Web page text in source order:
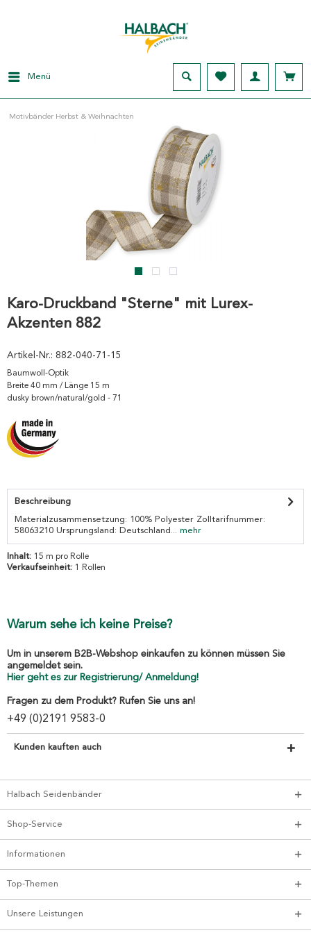
Menü
Motivbänder Herbst & Weihnachten
Karo-Druckband "Sterne" mit Lurex-
Akzenten 882
Artikel-Nr.: 882-040-71-15
Baumwoll-Optik
Breite 40 mm / Länge 15 m
dusky brown/natural/gold - 71
Beschreibung
Materialzusammensetzung: 100% Polyester Zolltarifnummer:
58063210 Ursprungsland: Deutschland... mehr
Inhalt: 15 m pro Rolle
Verkaufseinheit: 1 Rollen
Warum sehe ich keine Preise?
Um in unserem B2B-Webshop einkaufen zu können müssen Sie
angemeldet sein.
Hier geht es zur Registrierung/ Anmeldung!
Fragen zu dem Produkt? Rufen Sie uns an!
+49 (0)2191 9583-0
Kunden kauften auch
Halbach Seidenbänder
Shop-Service
Informationen
Top-Themen
Unsere Leistungen